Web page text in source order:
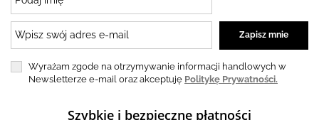
Wyrażam zgode na otrzymywanie informacji handlowych w
Newsletterze e-mail oraz akceptuję Politykę Prywatności.
Szybkie i bezpieczne płatności